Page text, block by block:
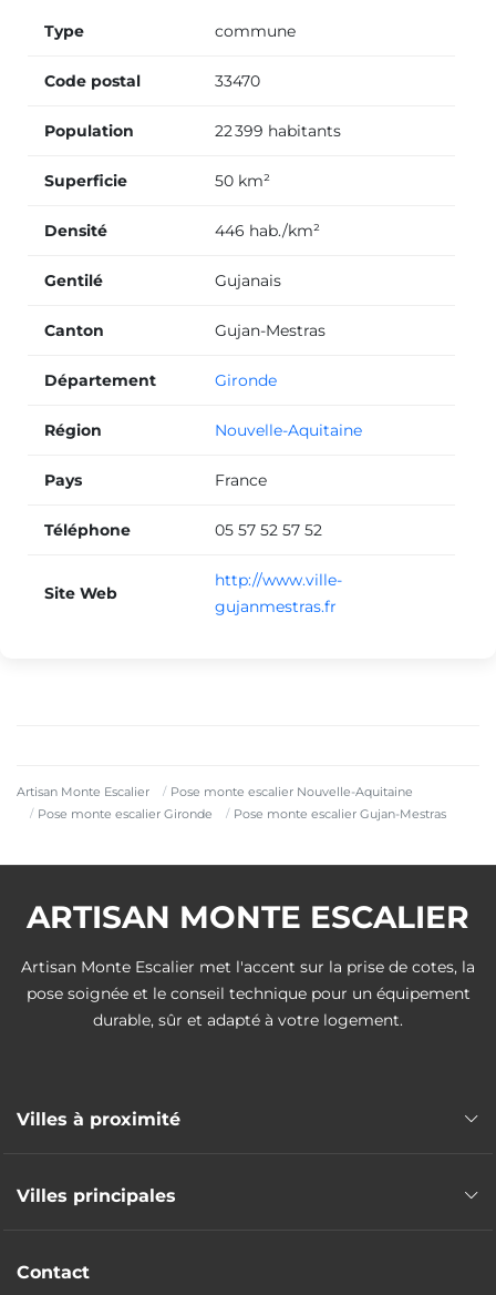
Artisan Monte Escalier
Pose monte escalier Nouvelle-Aquitaine
Pose monte escalier Gironde
Pose monte escalier Gujan-Mestras
Type commune
Code postal 33470
Population 22 399 habitants
Superficie 50 km²
Densité 446 hab./km²
Gentilé Gujanais
Canton Gujan-Mestras
Département Gironde
Région Nouvelle-Aquitaine
Pays France
Téléphone 05 57 52 57 52
Site Web
http://www.ville-
gujanmestras.fr
ARTISAN MONTE ESCALIER
Artisan Monte Escalier met l'accent sur la prise de cotes, la
pose soignée et le conseil technique pour un équipement
durable, sûr et adapté à votre logement.
Villes à proximité
Pose monte escalier La Teste-de-Buch
Villes principales
Pose monte escalier Mérignac
Contact